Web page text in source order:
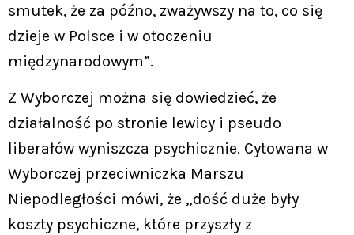
smutek, że za późno, zważywszy na to, co się
dzieje w Polsce i w otoczeniu
międzynarodowym”.
Z Wyborczej można się dowiedzieć, że
działalność po stronie lewicy i pseudo
liberałów wyniszcza psychicznie. Cytowana w
Wyborczej przeciwniczka Marszu
Niepodległości mówi, że „dość duże były
koszty psychiczne, które przyszły z